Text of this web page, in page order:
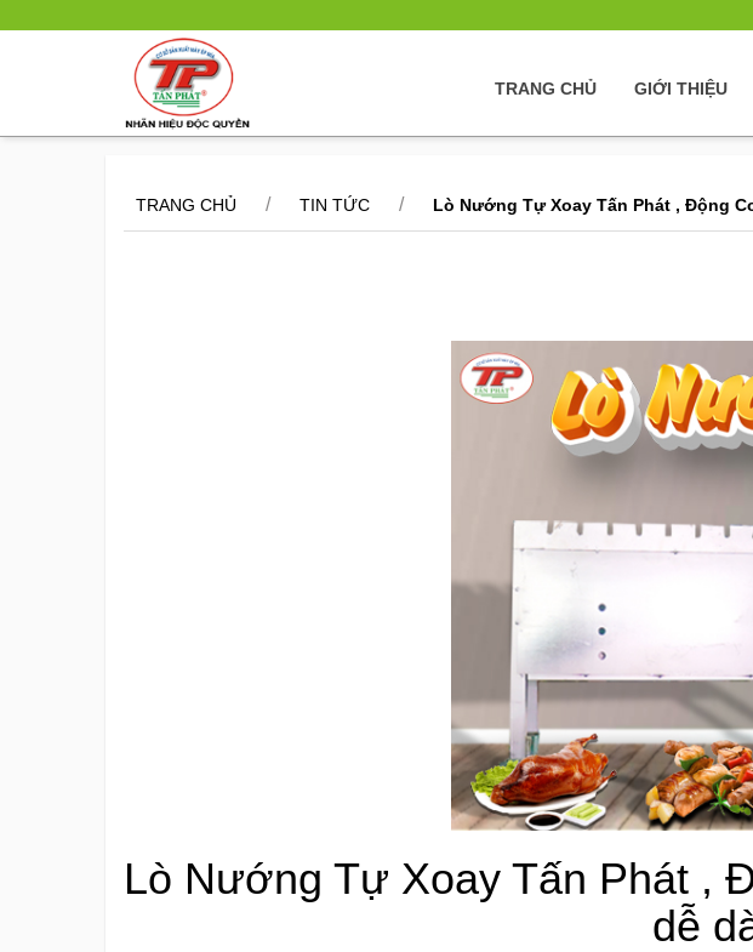
TRANG CHỦ GIỚI THIỆU
TRANG CHỦ / TIN TỨC / Lò Nướng Tự Xoay Tấn Phát , Động
Lò Nướng Tự Xoay Tấn Phát ,
dễ